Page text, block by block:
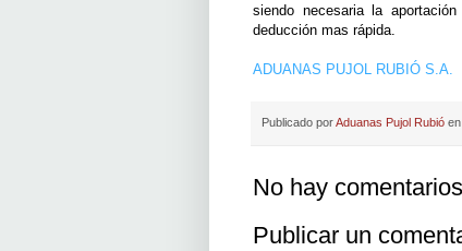
siendo necesaria la
deducción mas rápida.
ADUANAS PUJOL RUBIÓ S.A.
Publicado porAduanas Pujol Rubió en
No hay
Publicar un